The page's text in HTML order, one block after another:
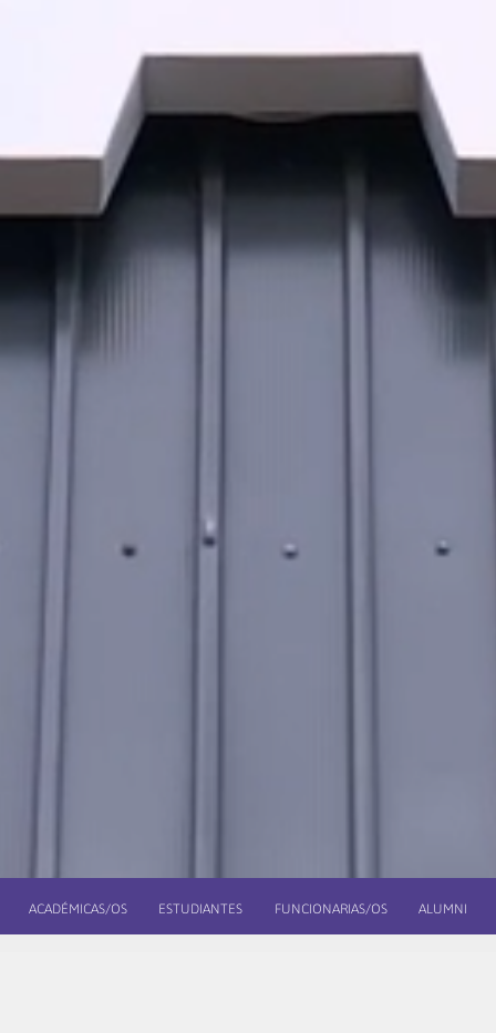
ACADÉMICAS/OS ESTUDIANTES FUNCIONARIAS/OS ALUMNI